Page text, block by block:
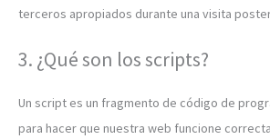
terceros apropiados durante una visita
3. ¿Qué son los scripts?
Un script es un fragmento de código de
para hacer que nuestra web funcione